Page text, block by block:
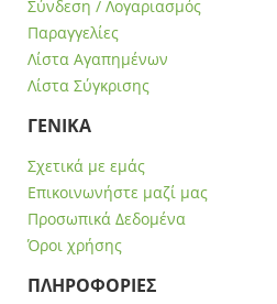
Σύνδεση / Λογαριασμός
Παραγγελίες
Λίστα Αγαπημένων
Λίστα Σύγκρισης
ΓΕΝΙΚΑ
Σχετικά με εμάς
Επικοινωνήστε μαζί μας
Προσωπικά Δεδομένα
Όροι χρήσης
ΠΛΗΡΟΦΟΡΙΕΣ